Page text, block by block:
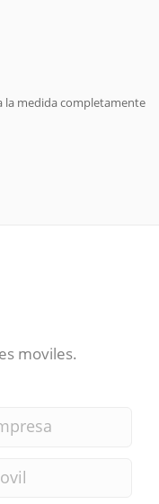
la medida completamente
moviles.